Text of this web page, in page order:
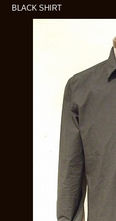
BLACK SHIRT